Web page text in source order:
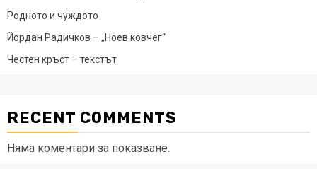
Родното и чуждото
Йордан Радичков – „Ноев ковчег“
Честен кръст – текстът
RECENT COMMENTS
Няма коментари за показване.